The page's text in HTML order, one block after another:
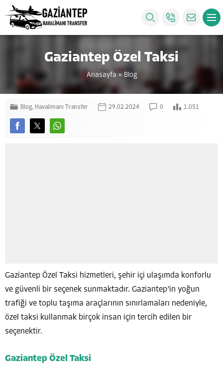
Gaziantep Özel Taksi
Anasayfa » Blog
Blog, Havalimanı Transfer 29.02.2024 0 1.051
Gaziantep Özel Taksi hizmetleri, şehir içi ulaşımda konforlu
ve güvenli bir seçenek sunmaktadır. Gaziantep’in yoğun
trafiği ve toplu taşıma araçlarının sınırlamaları nedeniyle,
özel taksi kullanmak birçok insan için tercih edilen bir
seçenektir.
Gaziantep Özel Taksi